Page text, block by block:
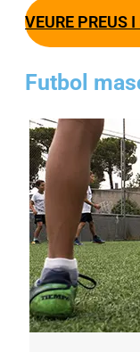
VEURE PREUS
Futbol